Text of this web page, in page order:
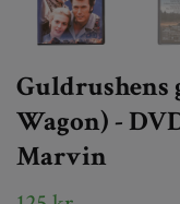
Guldrushens
Wagon) -
Marvin